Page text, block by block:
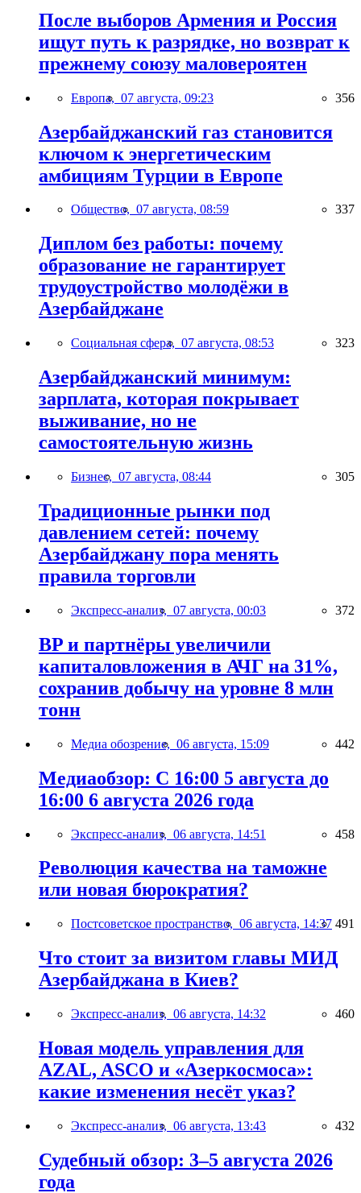
После выборов Армения и Россия
ищут путь к разрядке, но возврат к
прежнему союзу маловероятен
Европа, 07 августа, 09:23 356
Азербайджанский газ становится
ключом к энергетическим
амбициям Турции в Европе
Общество, 07 августа, 08:59 337
Диплом без работы: почему
образование не гарантирует
трудоустройство молодёжи в
Азербайджане
Социальная сфера, 07 августа, 08:53 323
Азербайджанский минимум:
зарплата, которая покрывает
выживание, но не
самостоятельную жизнь
Бизнес, 07 августа, 08:44 305
Традиционные рынки под
давлением сетей: почему
Азербайджану пора менять
правила торговли
Экспресс-анализ, 07 августа, 00:03 372
BP и партнёры увеличили
капиталовложения в АЧГ на 31%,
сохранив добычу на уровне 8 млн
тонн
Медиа обозрение, 06 августа, 15:09 442
Медиаобзор: С 16:00 5 августа до
16:00 6 августа 2026 года
Экспресс-анализ, 06 августа, 14:51 458
Революция качества на таможне
или новая бюрократия?
Постсоветское пространство, 06 августа, 14:37 491
Что стоит за визитом главы МИД
Азербайджана в Киев?
Экспресс-анализ, 06 августа, 14:32 460
Новая модель управления для
AZAL, ASCO и «Азеркосмоса»:
какие изменения несёт указ?
Экспресс-анализ, 06 августа, 13:43 432
Судебный обзор: 3–5 августа 2026
года